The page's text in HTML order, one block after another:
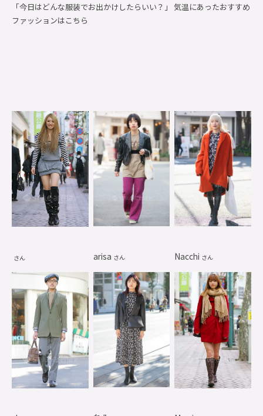
「今日はどんな服装でお出かけしたらいい？」 気温にあったおすすめ
ファッションはこちら
さん arisa さん Nacchi さん